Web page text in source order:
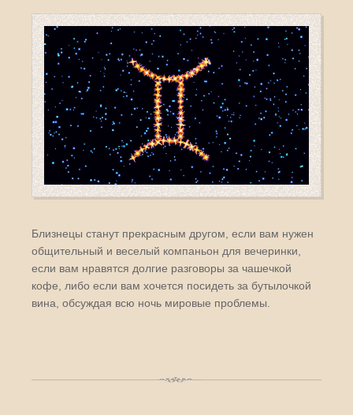
Близнецы станут прекрасным другом, если вам нужен
общительный и веселый компаньон для вечеринки,
если вам нравятся долгие разговоры за чашечкой
кофе, либо если вам хочется посидеть за бутылочкой
вина, обсуждая всю ночь мировые проблемы.